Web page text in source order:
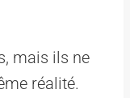
mais ils ne
réalité.